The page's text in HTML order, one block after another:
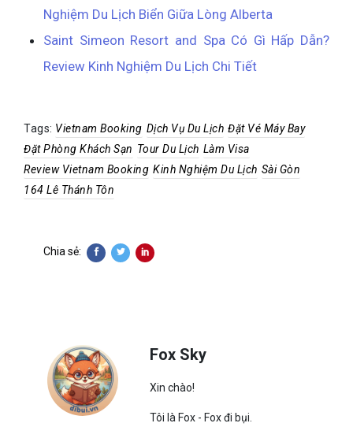
Nghiệm Du Lịch Biển Giữa Lòng Alberta
Saint Simeon Resort and Spa Có Gì Hấp Dẫn?
Review Kinh Nghiệm Du Lịch Chi Tiết
Tags: Vietnam Booking Dịch Vụ Du Lịch Đặt Vé Máy Bay
Đặt Phòng Khách Sạn Tour Du Lịch Làm Visa
Review Vietnam Booking Kinh Nghiệm Du Lịch Sài Gòn
164 Lê Thánh Tôn
Chia sẻ:
Fox Sky
Xin chào!
Tôi là Fox - Fox đi bụi.